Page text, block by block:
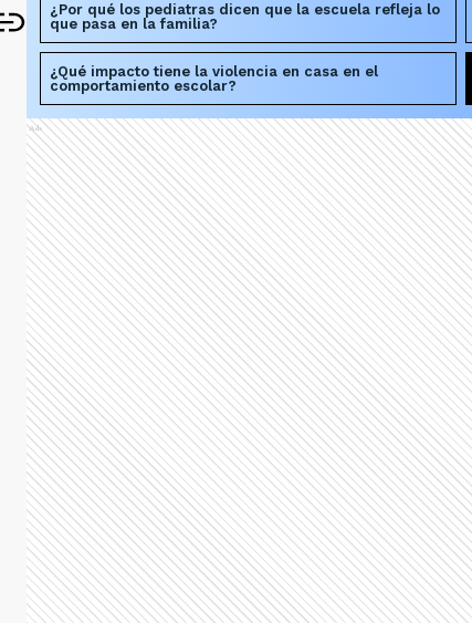
¿Por qué los pediatras dicen que la escuela refleja lo
que pasa en la familia?
¿Qué impacto tiene la violencia en casa en el
comportamiento escolar?
Ads